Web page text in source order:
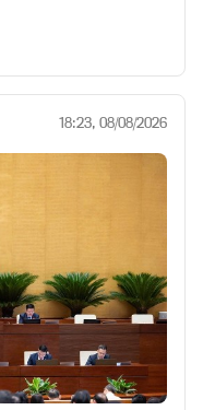
18:23, 08/08/2026